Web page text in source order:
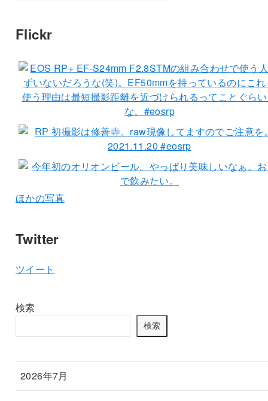
Flickr
ほかの写真
Twitter
ツイート
検索
検索
2026年7月